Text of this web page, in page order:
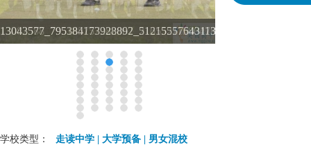
13082588_795185757282067_2165521158047834835_n
学校类型： 走读中学 | 大学预备 | 男女混校